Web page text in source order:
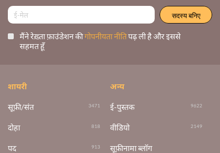
मैंने रेख़्ता फ़ाउंडेशन कीगोपनीयता नीतिपढ़ ली है और इससे
सहमत हूँ
शायरी
सूफ़ी/संत 3471
दोहा 818
पद 913
अन्य
ई-पुस्तक 9622
वीडियो 2149
सूफ़ीनामा ब्लॉग